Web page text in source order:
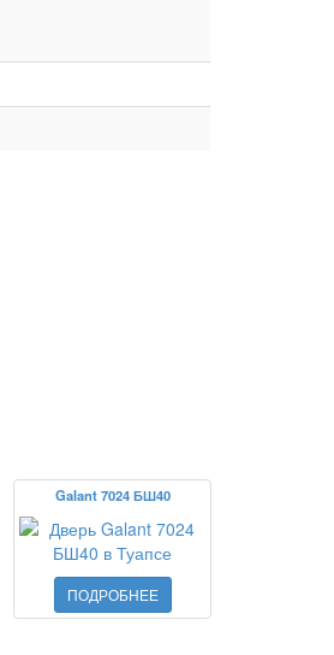
Galant 7024 БШ40
ПОДРОБНЕЕ